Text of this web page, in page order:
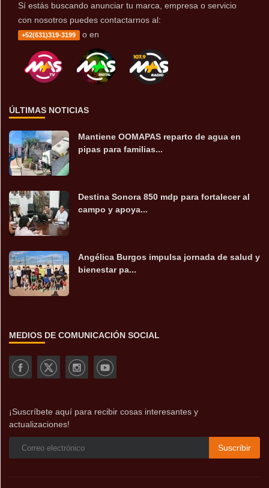
Sí estás buscando anunciar tu marca, empresa o servicio
con nosotros puedes contactarnos al:
+52(631)319-3199 o en
ÚLTIMAS NOTICIAS
Mantiene OOMAPAS reparto de agua en
pipas para familias...
Destina Sonora 850 mdp para fortalecer al
campo y apoya...
Angélica Burgos impulsa jornada de salud y
bienestar pa...
MEDIOS DE COMUNICACIÓN SOCIAL
¡Suscríbete aquí para recibir cosas interesantes y
actualizaciones!
Suscribir